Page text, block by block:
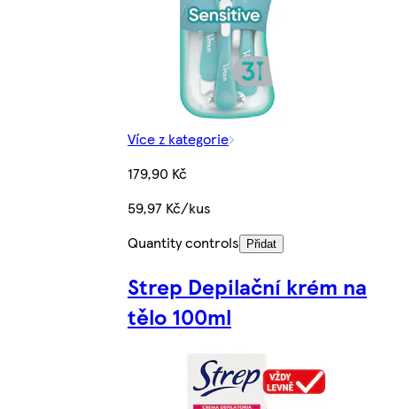
Více z kategorie
179,90 Kč
59,97 Kč/kus
Quantity controls
Přidat
Strep Depilační krém na
tělo 100ml